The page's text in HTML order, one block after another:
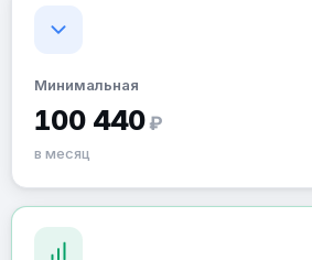
Минимальная
100 440 ₽
в месяц